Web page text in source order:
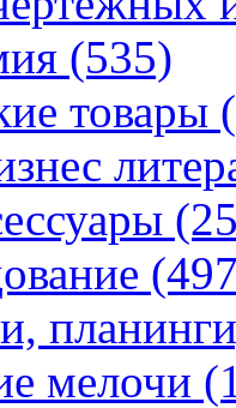
(535)
товары
мелочи